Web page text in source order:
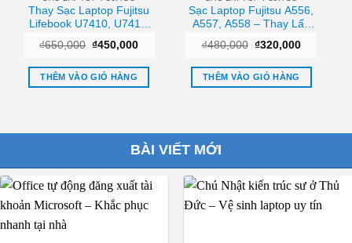
Thay Sạc Laptop Fujitsu
Lifebook U7410, U7411,
Lấy Liền Tại Chỗ
₫650,000 Giá
là:
₫650,000.
₫450,000Giá
tại
₫450,000.
THÊM VÀO GIỎ HÀNG
Sạc Laptop Fujitsu A556,
A557, A558 – Thay Lấy
₫480,000 Giá
là:
₫480,000.
₫320,000Giá
tại
₫320,000.
THÊM VÀO GIỎ HÀNG
BÀI VIẾT MỚI